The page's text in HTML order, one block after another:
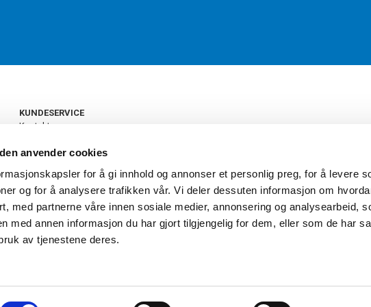
anvender cookies
for å gi innhold og annonser et personlig preg, for å levere
og for å analysere trafikken vår. Vi deler dessuten informasjon om
med partnerne våre innen sosiale medier, annonsering og analysearbeid,
med annen informasjon du har gjort tilgjengelig for dem, eller som de har
av tjenestene deres.
KUNDESERVICE
Kontakt oss
Retur og bytte
Personvern
Frakt og levering
Ledige stillinger
FAQ - Ofte stilte spørsmål
Åpenhetsloven
Torshov Sport har over 90 års
klubbhandel. Torshov Sport har
Drammen, Sandvika Storsenter